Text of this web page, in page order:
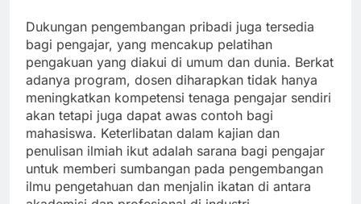
Dukungan pengembangan pribadi juga tersedia
bagi pengajar, yang mencakup pelatihan
pengakuan yang diakui di umum dan dunia. Berkat
adanya program, dosen diharapkan tidak hanya
meningkatkan kompetensi tenaga pengajar sendiri
akan tetapi juga dapat awas contoh bagi
mahasiswa. Keterlibatan dalam kajian dan
penulisan ilmiah ikut adalah sarana bagi pengajar
untuk memberi sumbangan pada pengembangan
ilmu pengetahuan dan menjalin ikatan di antara